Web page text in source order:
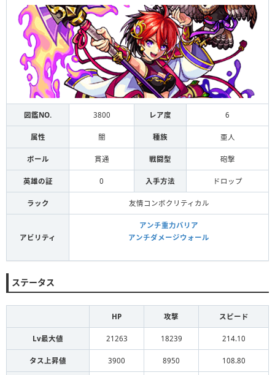
図鑑NO. 3800 レア度 6
属性 闇 種族 亜人
ボール 貫通 戦闘型 砲撃
英雄の証 0 入手方法 ドロップ
ラック 友情コンボクリティカル
アビリティ
アンチ重力バリア
アンチダメージウォール
ステータス
HP 攻撃 スピード
Lv最大値 21263 18239 214.10
タス上昇値 3900 8950 108.80